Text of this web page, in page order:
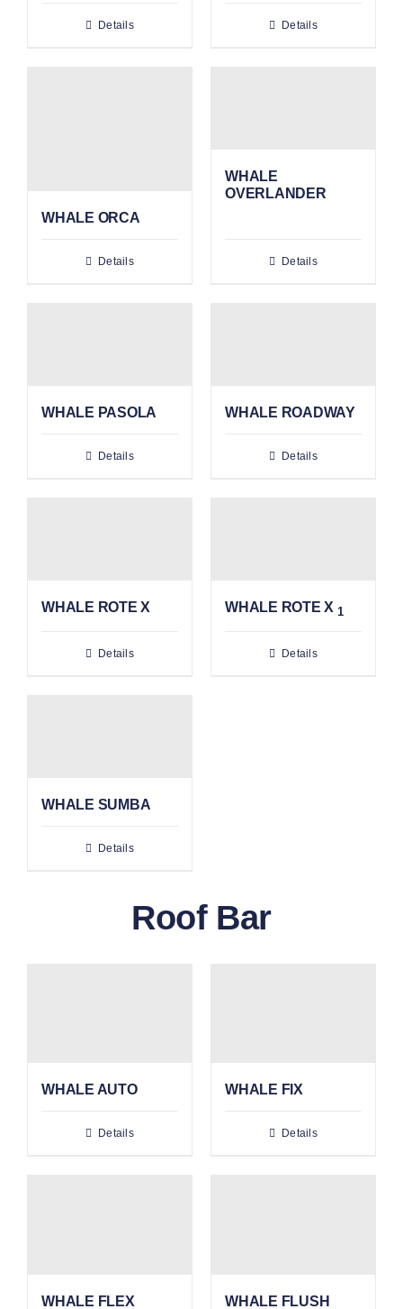
Details Details
WHALE ORCA
Details
WHALE
OVERLANDER
Details
WHALE PASOLA
Details
WHALE ROADWAY
Details
WHALE ROTE X
Details
WHALE ROTE X 1
Details
WHALE SUMBA
Details
Roof Bar
WHALE AUTO
Details
WHALE FIX
Details
WHALE FLEX WHALE FLUSH